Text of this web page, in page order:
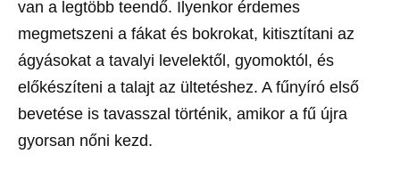
van a legtöbb teendő. Ilyenkor érdemes
megmetszeni a fákat és bokrokat, kitisztítani az
ágyásokat a tavalyi levelektől, gyomoktól, és
előkészíteni a talajt az ültetéshez. A fűnyíró első
bevetése is tavasszal történik, amikor a fű újra
gyorsan nőni kezd.